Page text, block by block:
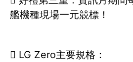
艦機種現場一元競標！
 LG Zero主要規格：